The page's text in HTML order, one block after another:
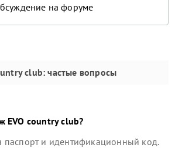
на форуме
club: частые вопросы
EVO country club?
паспорт и идентификационный код.